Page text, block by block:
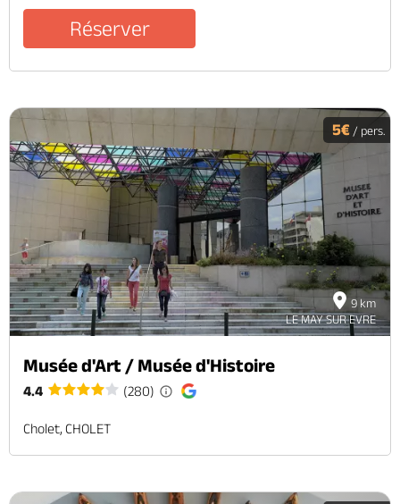
Réserver
9 km
LE MAY SUR EVRE
5€ / pers.
Musée d'Art / Musée d'Histoire
4.4 (280)
Cholet, CHOLET